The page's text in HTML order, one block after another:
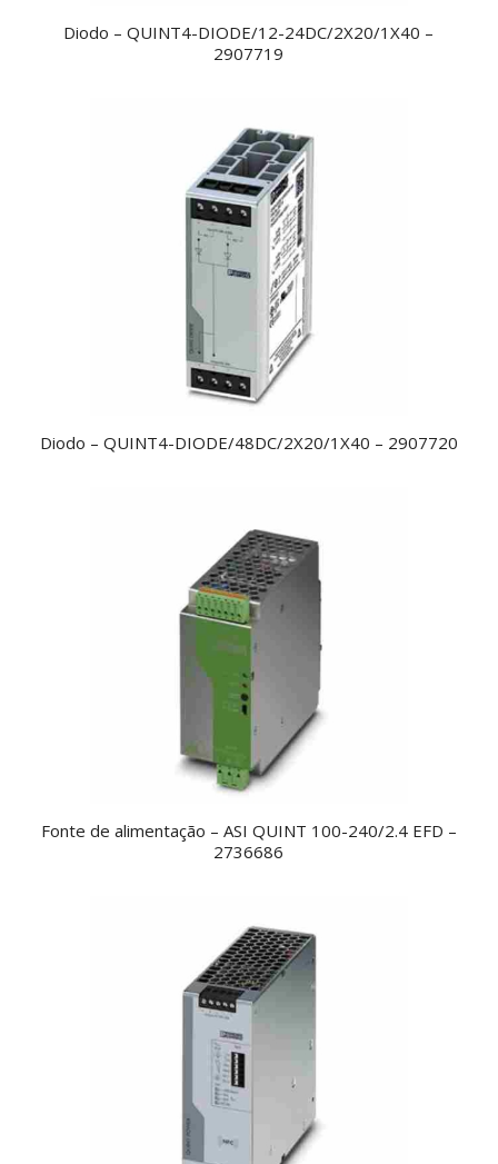
Diodo – QUINT4-DIODE/12-24DC/2X20/1X40 –
2907719
Diodo – QUINT4-DIODE/48DC/2X20/1X40 – 2907720
Fonte de alimentação – ASI QUINT 100-240/2.4 EFD –
2736686